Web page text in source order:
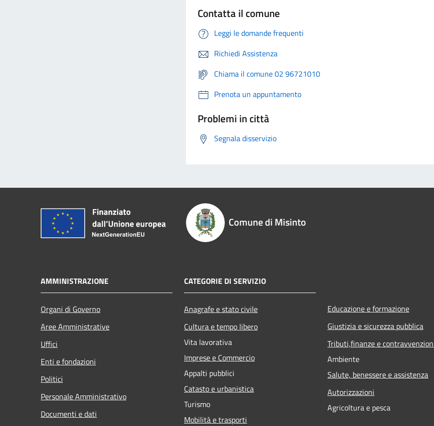
Contatta il comune
Leggi le domande frequenti
Richiedi Assistenza
Chiama il comune 02 96721010
Prenota un appuntamento
Problemi in città
Segnala disservizio
Comune di Misinto
AMMINISTRAZIONE
Organi di Governo
Aree Amministrative
Uffici
Enti e fondazioni
Politici
Personale Amministrativo
Documenti e dati
CATEGORIE DI SERVIZIO
Anagrafe e stato civile
Cultura e tempo libero
Vita lavorativa
Imprese e Commercio
Appalti pubblici
Catasto e urbanistica
Turismo
Mobilità e trasporti
Educazione e formazione
Giustizia e sicurezza pubblica
Tributi,finanze e
Ambiente
Salute, benessere e assistenza
Autorizzazioni
Agricoltura e pesca